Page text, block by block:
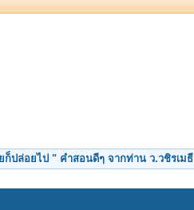
ปล่อยไป " คำสอนดีๆ จากท่าน ว.วชิรเมธี